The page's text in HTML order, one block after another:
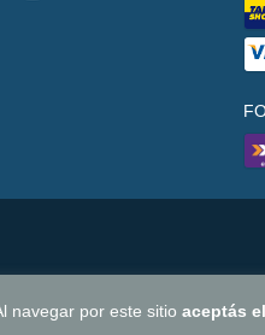
navegar por este sitio aceptás